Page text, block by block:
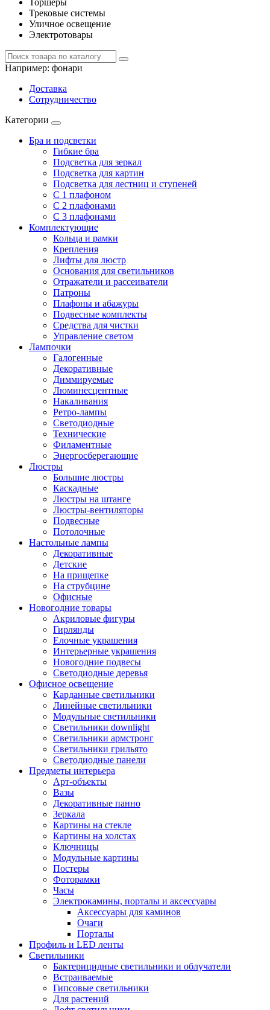
Торшеры
Трековые системы
Уличное освещение
Электротовары
Например: фонари
Доставка
Сотрудничество
Категории
Бра и подсветки
Гибкие бра
Подсветка для зеркал
Подсветка для картин
Подсветка для лестниц и ступеней
С 1 плафоном
С 2 плафонами
С 3 плафонами
Комплектующие
Кольца и рамки
Крепления
Лифты для люстр
Основания для светильников
Отражатели и рассеиватели
Патроны
Плафоны и абажуры
Подвесные комплекты
Средства для чистки
Управление светом
Лампочки
Галогенные
Декоративные
Диммируемые
Люминесцентные
Накаливания
Ретро-лампы
Светодиодные
Технические
Филаментные
Энергосберегающие
Люстры
Большие люстры
Каскадные
Люстры на штанге
Люстры-вентиляторы
Подвесные
Потолочные
Настольные лампы
Декоративные
Детские
На прищепке
На струбцине
Офисные
Новогодние товары
Акриловые фигуры
Гирлянды
Елочные украшения
Интерьерные украшения
Новогодние подвесы
Светодиодные деревья
Офисное освещение
Карданные светильники
Линейные светильники
Модульные светильники
Светильники downlight
Светильники армстронг
Светильники грильято
Светодиодные панели
Предметы интерьера
Арт-объекты
Вазы
Декоративные панно
Зеркала
Картины на стекле
Картины на холстах
Ключницы
Модульные картины
Постеры
Фоторамки
Часы
Электрокамины, порталы и аксессуары
Аксессуары для каминов
Очаги
Порталы
Профиль и LED ленты
Светильники
Бактерицидные светильники и облучатели
Встраиваемые
Гипсовые светильники
Для растений